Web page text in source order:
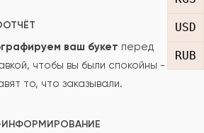
USD
RUB
ваш букет перед
чтобы вы были спокойны -
то, что заказывали.